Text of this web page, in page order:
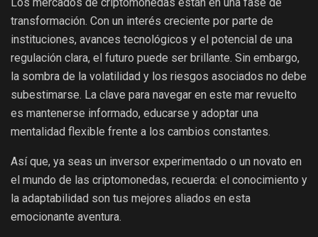
transformación. Con un interés creciente por parte de
instituciones, avances tecnológicos y el potencial de una
regulación clara, el futuro puede ser brillante. Sin embargo,
la sombra de la volatilidad y los riesgos asociados no debe
subestimarse. La clave para navegar en este mar revuelto
es mantenerse informado, educarse y adoptar una
mentalidad flexible frente a los cambios constantes.
Así que, ya seas un inversor experimentado o un novato en
el mundo de las criptomonedas, recuerda: el conocimiento y
la adaptabilidad son tus mejores aliados en esta
emocionante aventura.